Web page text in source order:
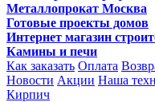
Металлопрокат Москва
Готовые проекты домов
Интернет магазин
Камины и печи
Как заказать Оплата
Новости Акции Наша
Кирпич